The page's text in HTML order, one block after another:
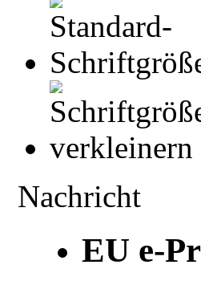
Nachricht
EU e-